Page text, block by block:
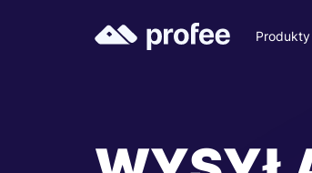
Produkty